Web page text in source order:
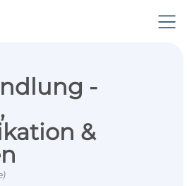
-
&